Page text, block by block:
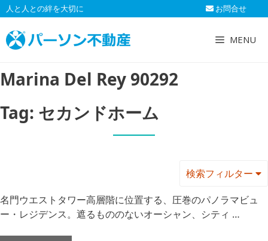
コ
ン
テ
ン
へ
キ
ッ
人と人との絆を大切に お問合せ
MENU
Marina Del Rey 90292
Tag: セカンドホーム
検索フィルター
名門ウエストタワー高層階に位置する、圧巻のパノラマビュ
ー・レジデンス。遮るもののないオーシャン、シティ …